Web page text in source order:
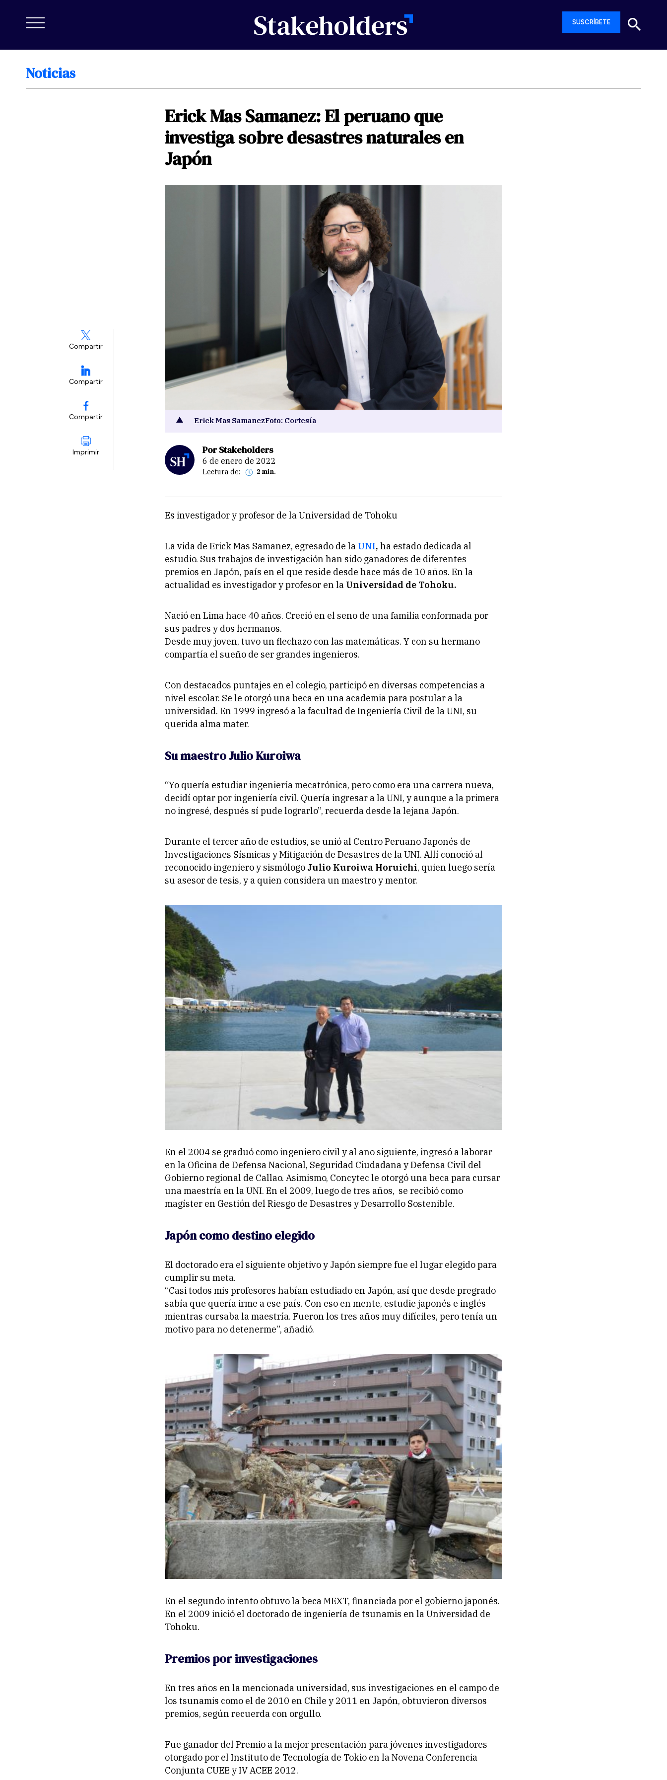
SUSCRÍBETE
Noticias
Compartir
Compartir
Compartir
Imprimir
ErickMasSamanez:Elperuanoque
investigasobredesastresnaturalesen
Japón
Erick Mas SamanezFoto: Cortesía
Por Stakeholders
6 de enero de 2022
Lectura de: 2 min.
Es investigador y profesor de la Universidad de Tohoku
La vida de Erick Mas Samanez, egresado de la UNI, ha estado dedicada al
estudio. Sus trabajos de investigación han sido ganadores de diferentes
premios en Japón, país en el que reside desde hace más de 10 años. En la
actualidad es investigador y profesor en la Universidad de Tohoku.
Nació en Lima hace 40 años. Creció en el seno de una familia conformada por
sus padres y dos hermanos.
Desde muy joven, tuvo un flechazo con las matemáticas. Y con su hermano
compartía el sueño de ser grandes ingenieros.
Con destacados puntajes en el colegio, participó en diversas competencias a
nivel escolar. Se le otorgó una beca en una academia para postular a la
universidad. En 1999 ingresó a la facultad de Ingeniería Civil de la UNI, su
querida alma mater.
Su maestro Julio Kuroiwa
“Yo quería estudiar ingeniería mecatrónica, pero como era una carrera nueva,
decidí optar por ingeniería civil. Quería ingresar a la UNI, y aunque a la primera
no ingresé, después sí pude lograrlo”, recuerda desde la lejana Japón.
Durante el tercer año de estudios, se unió al Centro Peruano Japonés de
Investigaciones Sísmicas y Mitigación de Desastres de la UNI. Allí conoció al
reconocido ingeniero y sismólogo Julio Kuroiwa Horuichi, quien luego sería
su asesor de tesis, y a quien considera un maestro y mentor.
En el 2004 se graduó como ingeniero civil y al año siguiente, ingresó a laborar
en la Oficina de Defensa Nacional, Seguridad Ciudadana y Defensa Civil del
Gobierno regional de Callao. Asimismo, Concytec le otorgó una beca para cursar
una maestría en la UNI. En el 2009, luego de tres años, se recibió como
magíster en Gestión del Riesgo de Desastres y Desarrollo Sostenible.
Japón como destino elegido
El doctorado era el siguiente objetivo y Japón siempre fue el lugar elegido para
cumplir su meta.
“Casi todos mis profesores habían estudiado en Japón, así que desde pregrado
sabía que quería irme a ese país. Con eso en mente, estudie japonés e inglés
mientras cursaba la maestría. Fueron los tres años muy difíciles, pero tenía un
motivo para no detenerme”, añadió.
En el segundo intento obtuvo la beca MEXT, financiada por el gobierno japonés.
En el 2009 inició el doctorado de ingeniería de tsunamis en la Universidad de
Tohoku.
Premios por investigaciones
En tres años en la mencionada universidad, sus investigaciones en el campo de
los tsunamis como el de 2010 en Chile y 2011 en Japón, obtuvieron diversos
premios, según recuerda con orgullo.
Fue ganador del Premio a la mejor presentación para jóvenes investigadores
otorgado por el Instituto de Tecnología de Tokio en la Novena Conferencia
Conjunta CUEE y IV ACEE 2012.